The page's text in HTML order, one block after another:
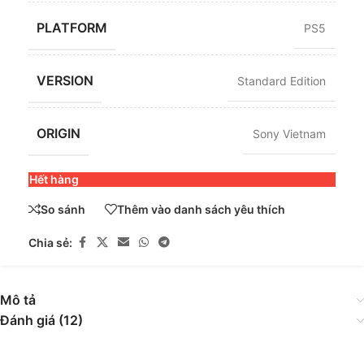
PLATFORM PS5
VERSION Standard Edition
ORIGIN Sony Vietnam
Hết hàng
So sánh Thêm vào danh sách yêu thích
Chia sẻ:
Mô tả
Đánh giá (12)